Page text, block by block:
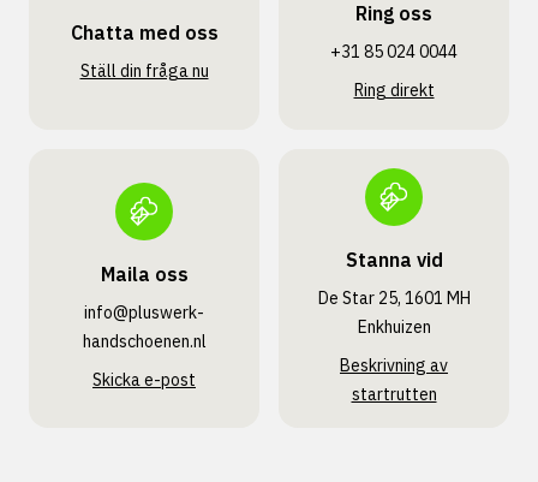
Chatta med oss
Ställ din fråga nu
Ring oss
+31 85 024 0044
Ring direkt
Maila oss
info@pluswerk­
handschoenen.nl
Skicka e-post
Stanna vid
De Star 25, 1601 MH
Enkhuizen
Beskrivning av
startrutten